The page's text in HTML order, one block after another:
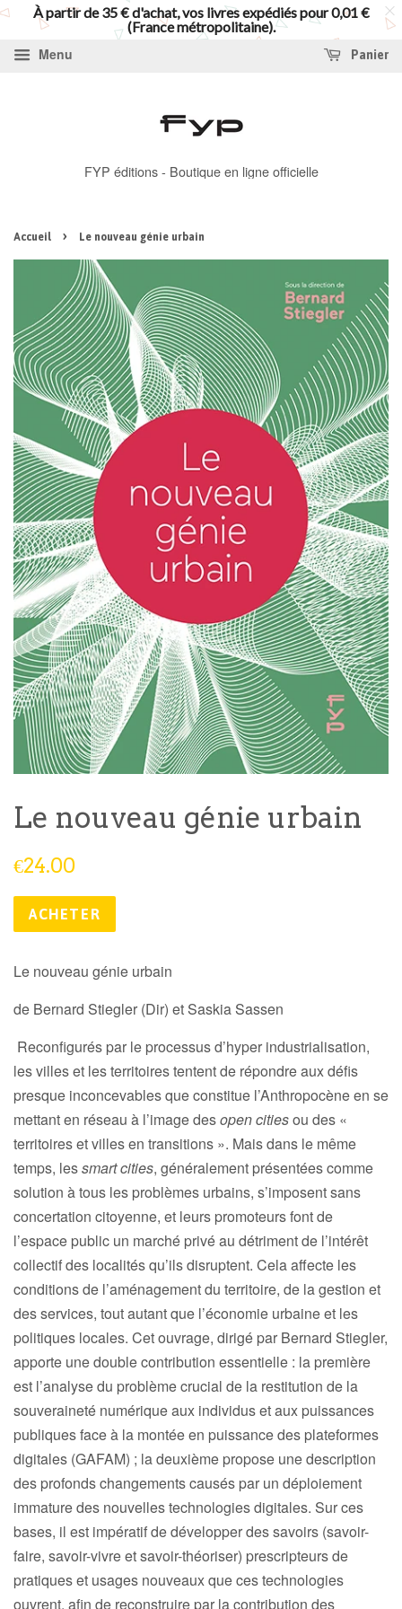
Menu Panier
FYP éditions - Boutique en ligne officielle
Accueil › Le nouveau génie urbain
Le nouveau génie urbain
Prix
€24.00
ACHETER
Le nouveau génie urbain
de Bernard Stiegler (Dir) et Saskia Sassen
Reconfigurés par le processus d’hyper industrialisation,
les villes et les territoires tentent de répondre aux défis
presque inconcevables que constitue l’Anthropocène en se
mettant en réseau à l’image desopen citiesou des «
territoires et villes en transitions ». Mais dans le même
temps, lessmart cities, généralement présentées comme
solution à tous les problèmes urbains, s’imposent sans
concertation citoyenne, et leurs promoteurs font de
l’espace public un marché privé au détriment de l’intérêt
collectif des localités qu’ils disruptent. Cela affecte les
conditions de l’aménagement du territoire, de la gestion et
des services, tout autant que l’économie urbaine et les
politiques locales. Cet ouvrage, dirigé par Bernard Stiegler,
apporte une double contribution essentielle : la première
est l’analyse du problème crucial de la restitution de la
souveraineté numérique aux individus et aux puissances
publiques face à la montée en puissance des plateformes
digitales (GAFAM) ; la deuxième propose une description
des profonds changements causés par un déploiement
immature des nouvelles technologies digitales. Sur ces
bases, il est impératif de développer des savoirs (savoir-
faire, savoir-vivre et savoir-théoriser) prescripteurs de
pratiques et usages nouveaux que ces technologies
ouvrent, afin de reconstruire par la contribution des
À partir de 35 € d'achat, vos livres expédiés pour 0,01 €
(France métropolitaine).